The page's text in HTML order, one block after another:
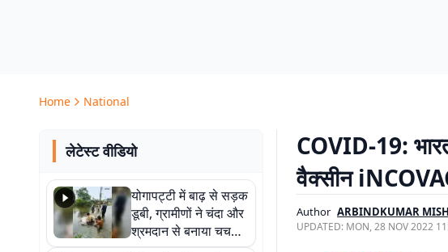
Home National
लेटेस्ट वीडियो
योगापट्टी में बाढ़ से सड़क
डूबी, ग्रामीणों ने चंदा और
श्रमदान से बनाया चचरी
COVID-19:
वैक्सीन
Author ARBINDKUMAR
UPDATED: MON, 28 NOV 2022